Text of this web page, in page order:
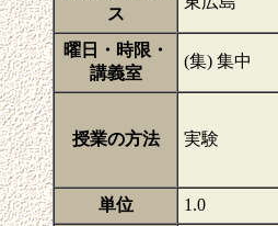
ス
曜日・時限・
講義室
(集) 集中
授業の方法 実験
単位 1.0